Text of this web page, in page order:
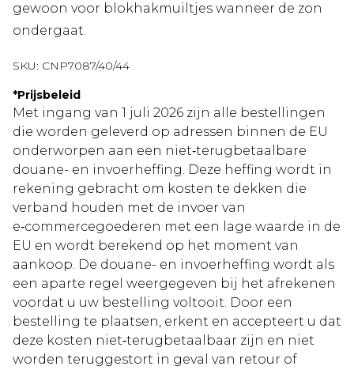
gewoon voor blokhakmuiltjes wanneer de zon
ondergaat.
SKU: CNP7087/40/44
*Prijsbeleid
Met ingang van 1 juli 2026 zijn alle bestellingen
die worden geleverd op adressen binnen de EU
onderworpen aan een niet‑terugbetaalbare
douane- en invoerheffing. Deze heffing wordt in
rekening gebracht om kosten te dekken die
verband houden met de invoer van
e‑commercegoederen met een lage waarde in de
EU en wordt berekend op het moment van
aankoop. De douane- en invoerheffing wordt als
een aparte regel weergegeven bij het afrekenen
voordat u uw bestelling voltooit. Door een
bestelling te plaatsen, erkent en accepteert u dat
deze kosten niet‑terugbetaalbaar zijn en niet
worden teruggestort in geval van retour of